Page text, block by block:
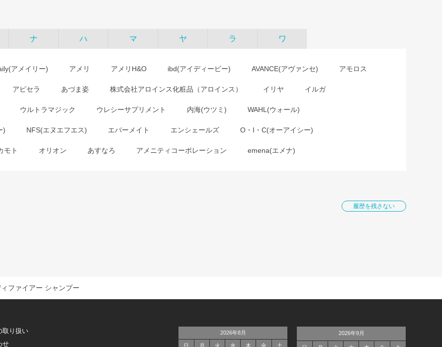
ナ ハ マ ヤ ラ ワ
アメイリー) アメリ アメリH&O ibd(アイディービー) AVANCE(アヴァンセ) アモロス
アピセラ あづま姿 株式会社アロインス化粧品（アロインス） イリヤ イルガ
ウルトラマジック ウレシーサプリメント 内海(ウツミ) WAHL(ウォール)
) NFS(エヌエフエス) エバーメイト エンシェールズ O・I・C(オーアイシー)
モト オリオン あすなろ アメニティコーポレーション emena(エメナ)
履歴を残さない
ファイアー シャンプー
取り扱い
せ
2026年8月
日 月 火 水 木 金 土
2026年9月